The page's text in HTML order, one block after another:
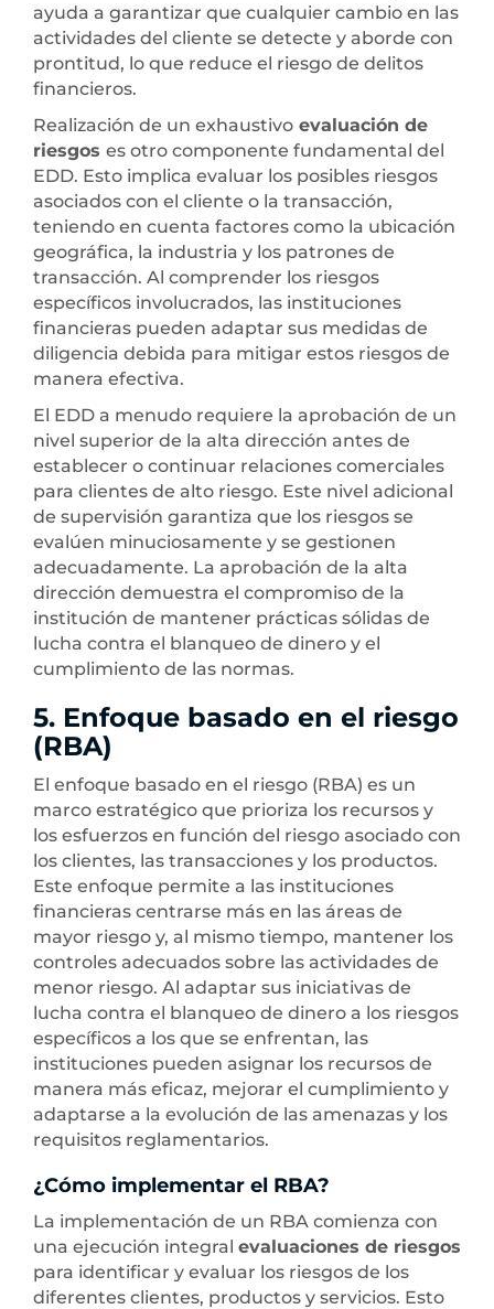
ayuda a garantizar que cualquier cambio en las
actividades del cliente se detecte y aborde con
prontitud, lo que reduce el riesgo de delitos
financieros.
Realización de un exhaustivo evaluación de
riesgos es otro componente fundamental del
EDD. Esto implica evaluar los posibles riesgos
asociados con el cliente o la transacción,
teniendo en cuenta factores como la ubicación
geográfica, la industria y los patrones de
transacción. Al comprender los riesgos
específicos involucrados, las instituciones
financieras pueden adaptar sus medidas de
diligencia debida para mitigar estos riesgos de
manera efectiva.
El EDD a menudo requiere la aprobación de un
nivel superior de la alta dirección antes de
establecer o continuar relaciones comerciales
para clientes de alto riesgo. Este nivel adicional
de supervisión garantiza que los riesgos se
evalúen minuciosamente y se gestionen
adecuadamente. La aprobación de la alta
dirección demuestra el compromiso de la
institución de mantener prácticas sólidas de
lucha contra el blanqueo de dinero y el
cumplimiento de las normas.
5. Enfoque basado en el riesgo
(RBA)
El enfoque basado en el riesgo (RBA) es un
marco estratégico que prioriza los recursos y
los esfuerzos en función del riesgo asociado con
los clientes, las transacciones y los productos.
Este enfoque permite a las instituciones
financieras centrarse más en las áreas de
mayor riesgo y, al mismo tiempo, mantener los
controles adecuados sobre las actividades de
menor riesgo. Al adaptar sus iniciativas de
lucha contra el blanqueo de dinero a los riesgos
específicos a los que se enfrentan, las
instituciones pueden asignar los recursos de
manera más eficaz, mejorar el cumplimiento y
adaptarse a la evolución de las amenazas y los
requisitos reglamentarios.
¿Cómo implementar el RBA?
La implementación de un RBA comienza con
una ejecución integral evaluaciones de riesgos
para identificar y evaluar los riesgos de los
diferentes clientes, productos y servicios. Esto